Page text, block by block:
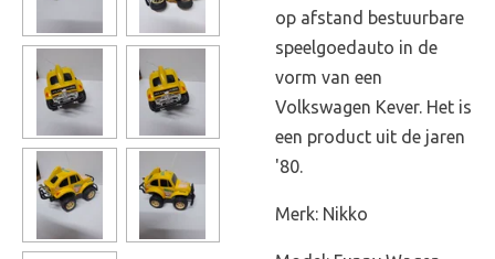
op afstand bestuurbare
speelgoedauto in de
vorm van een
Volkswagen Kever. Het is
een product uit de jaren
'80.
Merk: Nikko